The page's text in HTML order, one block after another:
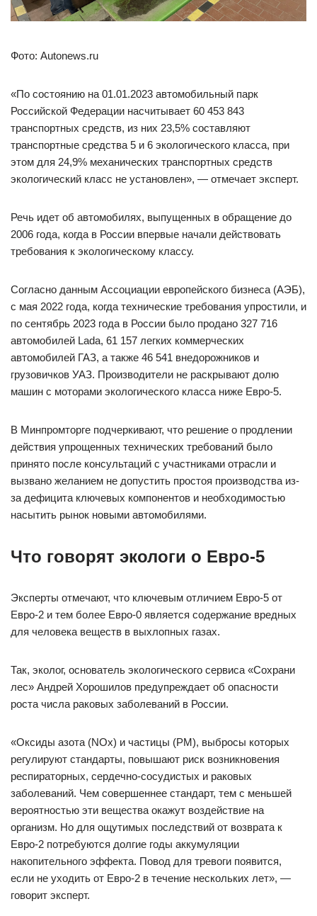
Фото: Autonews.ru
«По состоянию на 01.01.2023 автомобильный парк
Российской Федерации насчитывает 60 453 843
транспортных средств, из них 23,5% составляют
транспортные средства 5 и 6 экологического класса, при
этом для 24,9% механических транспортных средств
экологический класс не установлен», — отмечает эксперт.
Речь идет об автомобилях, выпущенных в обращение до
2006 года, когда в России впервые начали действовать
требования к экологическому классу.
Согласно данным Ассоциации европейского бизнеса (АЭБ),
с мая 2022 года, когда технические требования упростили, и
по сентябрь 2023 года в России было продано 327 716
автомобилей Lada, 61 157 легких коммерческих
автомобилей ГАЗ, а также 46 541 внедорожников и
грузовичков УАЗ. Производители не раскрывают долю
машин с моторами экологического класса ниже Евро-5.
В Минпромторге подчеркивают, что решение о продлении
действия упрощенных технических требований было
принято после консультаций с участниками отрасли и
вызвано желанием не допустить простоя производства из-
за дефицита ключевых компонентов и необходимостью
насытить рынок новыми автомобилями.
Что говорят экологи о Евро-5
Эксперты отмечают, что ключевым отличием Евро-5 от
Евро-2 и тем более Евро-0 является содержание вредных
для человека веществ в выхлопных газах.
Так, эколог, основатель экологического сервиса «Сохрани
лес» Андрей Хорошилов предупреждает об опасности
роста числа раковых заболеваний в России.
«Оксиды азота (NOx) и частицы (PM), выбросы которых
регулируют стандарты, повышают риск возникновения
респираторных, сердечно-сосудистых и раковых
заболеваний. Чем совершеннее стандарт, тем с меньшей
вероятностью эти вещества окажут воздействие на
организм. Но для ощутимых последствий от возврата к
Евро-2 потребуются долгие годы аккумуляции
накопительного эффекта. Повод для тревоги появится,
если не уходить от Евро-2 в течение нескольких лет», —
говорит эксперт.